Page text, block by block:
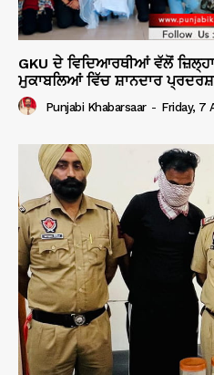
GKU ਦੇ ਵਿਦਿਆਰਥੀਆਂ ਵੱਲੋਂ
ਮੁਕਾਬਲਿਆਂ ਵਿੱਚ ਸ਼ਾਨਦਾਰ
Punjabi Khabarsaar - Friday, 7